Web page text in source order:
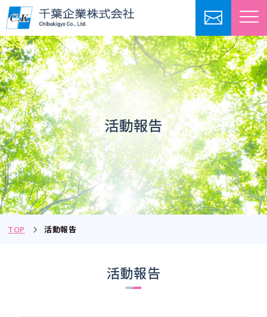
活動報告
TOP 活動報告
活動報告